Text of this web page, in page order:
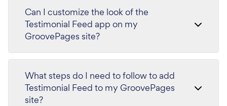
Can I customize the look of the
Testimonial Feed app on my
GroovePages site?
What steps do I need to follow to add
Testimonial Feed to my GroovePages
site?